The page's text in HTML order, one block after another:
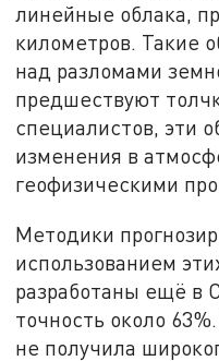
линейные облака,
километров. Такие
над разломами
предшествуют
специалистов, эти
изменения в
геофизическими
Методики
использованием
разработаны ещё в
точность около
не получила